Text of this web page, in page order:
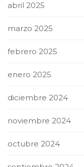
abril 2025
marzo 2025
febrero 2025
enero 2025
diciembre 2024
noviembre 2024
octubre 2024